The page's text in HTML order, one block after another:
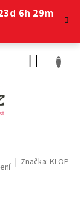
6h 29m
Značka: KLOP